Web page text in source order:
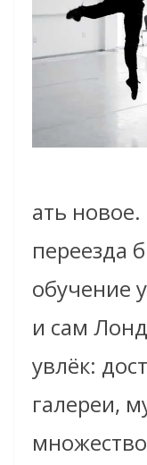
ать
переезда
обучение
и сам
увлёк:
галереи,